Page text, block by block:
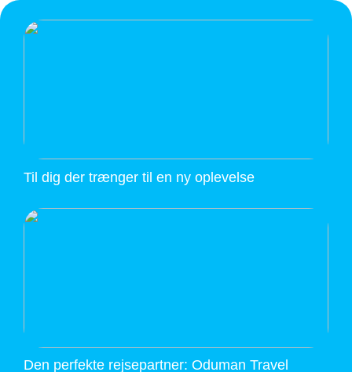
Til dig der trænger til en ny oplevelse
Den perfekte rejsepartner: Oduman Travel